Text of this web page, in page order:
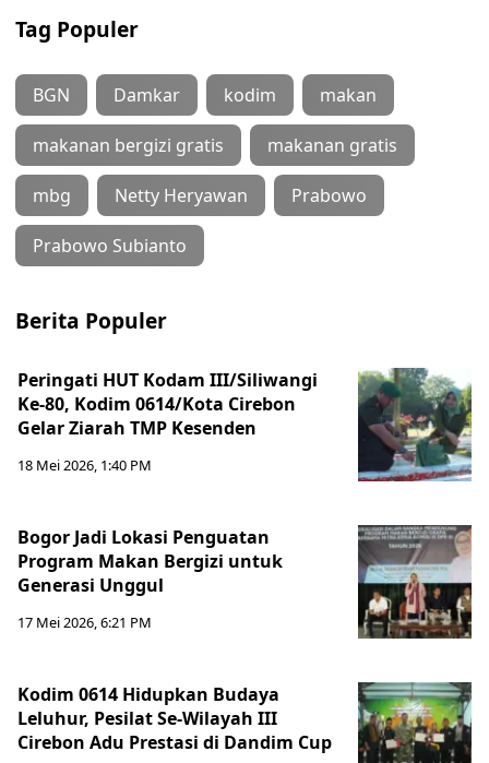
Tag Populer
BGN Damkar kodim makan
makanan bergizi gratis makanan gratis
mbg Netty Heryawan Prabowo
Prabowo Subianto
Berita Populer
Peringati HUT Kodam III/Siliwangi
Ke-80, Kodim 0614/Kota Cirebon
Gelar Ziarah TMP Kesenden
18 Mei 2026, 1:40 PM
Bogor Jadi Lokasi Penguatan
Program Makan Bergizi untuk
Generasi Unggul
17 Mei 2026, 6:21 PM
Kodim 0614 Hidupkan Budaya
Leluhur, Pesilat Se-Wilayah III
Cirebon Adu Prestasi di Dandim Cup